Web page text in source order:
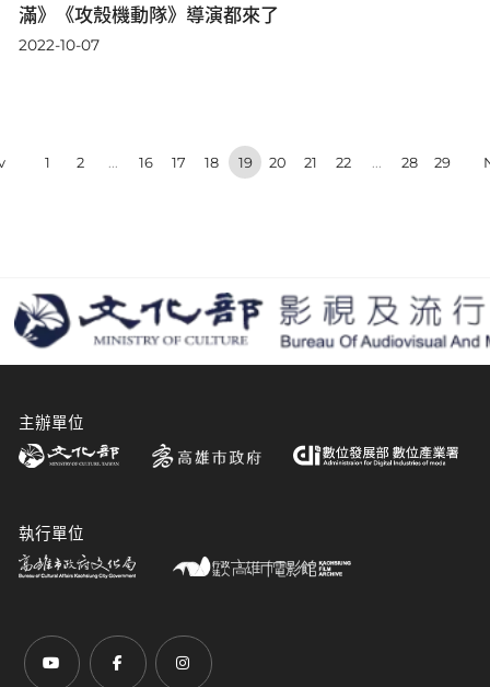
滿》《攻殼機動隊》導演都來了
2022-10-07
1 2 ... 16 17 18 19 20 21 22 ... 28 29
主辦單位
執行單位
前往Youtube頻道(另開新視窗)
前往Facebook粉絲團(另開新視窗)
前往Instagram粉絲團(另開新視窗)